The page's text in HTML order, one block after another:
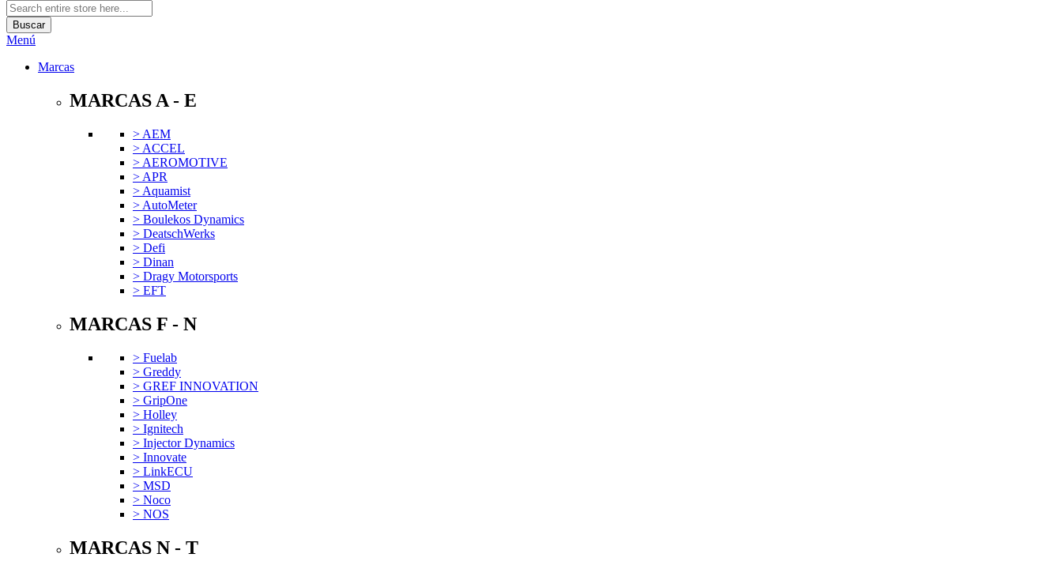
Buscar
Menú
Marcas
MARCAS A - E
> AEM
> ACCEL
> AEROMOTIVE
> APR
> Aquamist
> AutoMeter
> Boulekos Dynamics
> DeatschWerks
> Defi
> Dinan
> Dragy Motorsports
> EFT
MARCAS F - N
> Fuelab
> Greddy
> GREF INNOVATION
> GripOne
> Holley
> Ignitech
> Injector Dynamics
> Innovate
> LinkECU
> MSD
> Noco
> NOS
MARCAS N - T